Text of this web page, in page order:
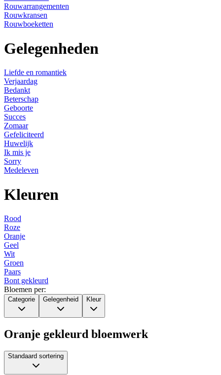
Rouwarrangementen
Rouwkransen
Rouwboeketten
Gelegenheden
Liefde en romantiek
Verjaardag
Bedankt
Beterschap
Geboorte
Succes
Zomaar
Gefeliciteerd
Huwelijk
Ik mis je
Sorry
Medeleven
Kleuren
Rood
Roze
Oranje
Geel
Wit
Groen
Paars
Bont gekleurd
Bloemen per:
Categorie Gelegenheid Kleur
Oranje gekleurd bloemwerk
Standaard sortering